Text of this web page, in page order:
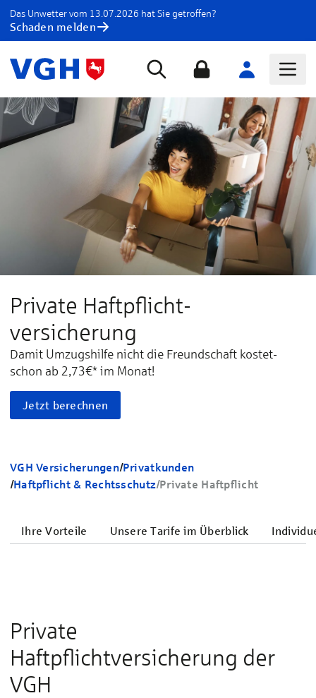
Das Unwetter vom 13.07.2026 hat Sie getroffen?
Schaden melden
Private Haftpflicht­
versicherung
Damit Umzugshilfe nicht die Freundschaft kostet-
schon ab 2,73€* im Monat!
Jetzt berechnen
VGH Versicherungen/Privatkunden
/Haftpflicht & Rechtsschutz/Private Haftpflicht
Ihre Vorteile Unsere Tarife im Überblick
Private
Haftpflichtversicherung der
VGH